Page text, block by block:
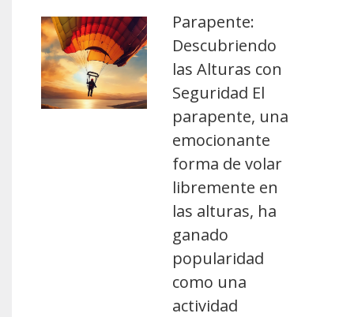
Parapente:
Descubriendo
las Alturas con
Seguridad El
parapente, una
emocionante
forma de volar
libremente en
las alturas, ha
ganado
popularidad
como una
actividad